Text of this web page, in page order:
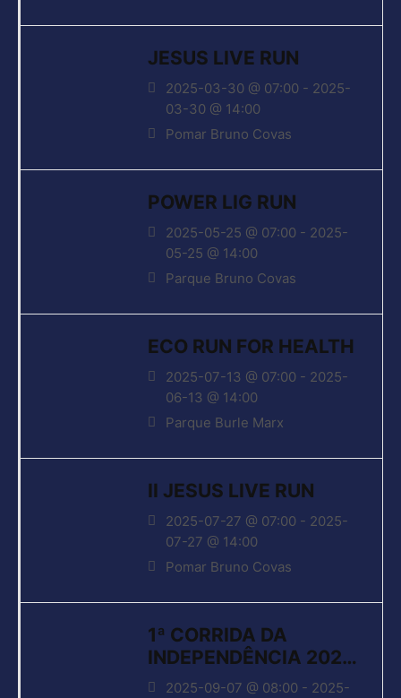
JESUS LIVE RUN
2025-03-30 @ 07:00 - 2025-
03-30 @ 14:00
Pomar Bruno Covas
POWER LIG RUN
2025-05-25 @ 07:00 - 2025-
05-25 @ 14:00
Parque Bruno Covas
ECO RUN FOR HEALTH
2025-07-13 @ 07:00 - 2025-
06-13 @ 14:00
Parque Burle Marx
II JESUS LIVE RUN
2025-07-27 @ 07:00 - 2025-
07-27 @ 14:00
Pomar Bruno Covas
1ª CORRIDA DA
INDEPENDÊNCIA 2025
– EMBU GUAÇU
2025-09-07 @ 08:00 - 2025-